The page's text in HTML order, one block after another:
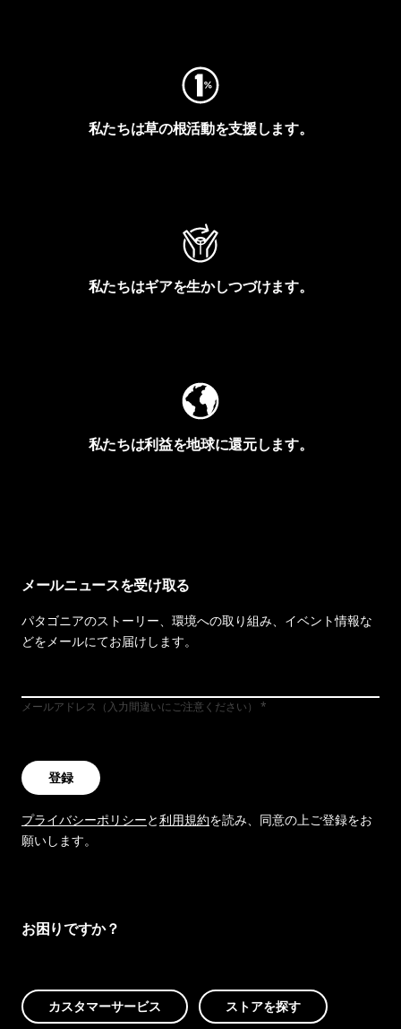
私たちは草の根活動を支援します。
私たちはギアを生かしつづけます。
私たちは利益を地球に還元します。
メールニュースを受け取る
パタゴニアのストーリー、環境への取り組み、イベント情報な
どをメールにてお届けします。
メールアドレス（入力間違いにご注意ください）
登録
プライバシーポリシーと利用規約を読み、同意の上ご登録をお
願いします。
お困りですか？
カスタマーサービス ストアを探す